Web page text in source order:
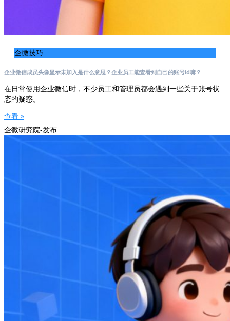
企微技巧
企业微信成员头像显示未加入是什么意思？企业员工能查看到自己的账号id嘛？
在日常使用企业微信时，不少员工和管理员都会遇到一些关于账号状
态的疑惑。
查看 »
企微研究院-发布